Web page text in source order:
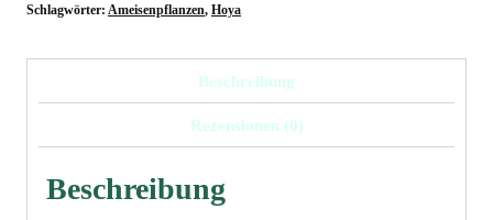
Schlagwörter: Ameisenpflanzen, Hoya
Beschreibung
Rezensionen (0)
Beschreibung